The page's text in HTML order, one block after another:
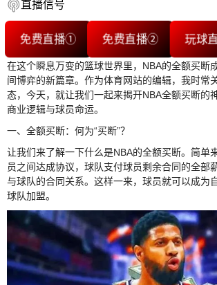
直播信号
免费直播① 免费直播② 玩球
在这个瞬息万变的篮球世界里，NBA的全额买断
间博弈的新篇章。作为体育网站的编辑，我时常
态，今天，就让我们一起来揭开NBA全额买断的
商业逻辑与球员命运。
一、全额买断：何为“买断”？
让我们来了解一下什么是NBA的全额买断。简单
员之间达成协议，球队支付球员剩余合同的全部
与球队的合同关系。这样一来，球员就可以成为
球队加盟。